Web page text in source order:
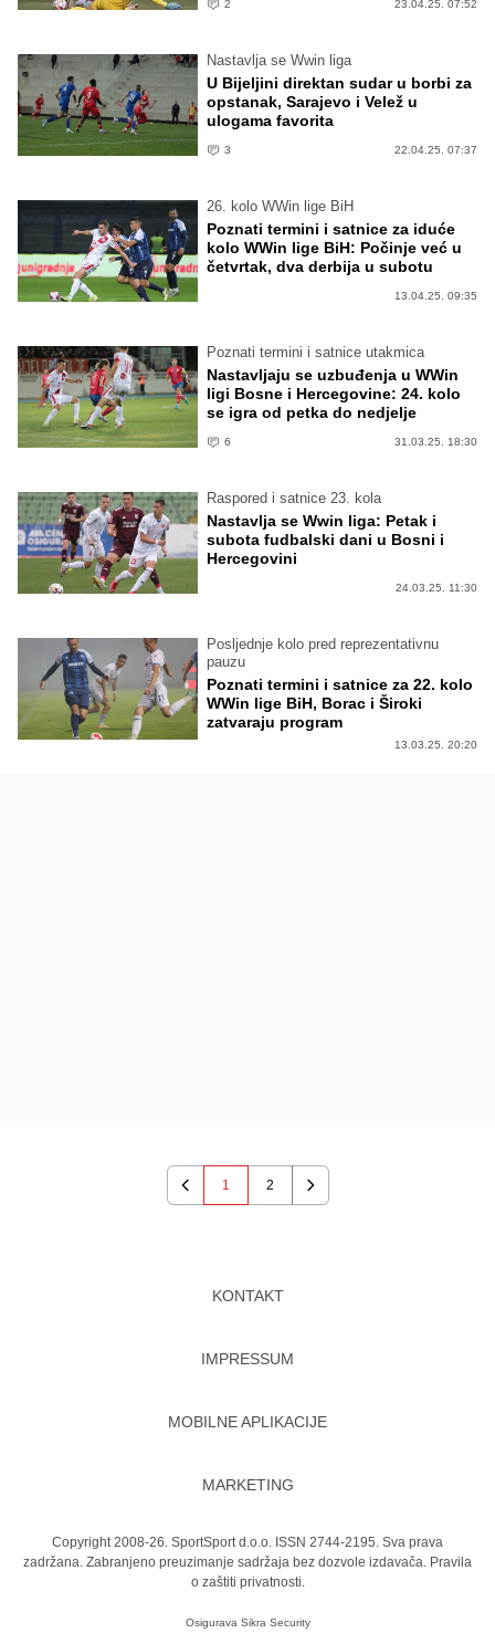
2 23.04.25. 07:52
Nastavlja se Wwin liga
U Bijeljini direktan sudar u borbi za
opstanak, Sarajevo i Velež u
ulogama favorita
3 22.04.25. 07:37
26. kolo WWin lige BiH
Poznati termini i satnice za iduće
kolo WWin lige BiH: Počinje već u
četvrtak, dva derbija u subotu
13.04.25. 09:35
Poznati termini i satnice utakmica
Nastavljaju se uzbuđenja u WWin
ligi Bosne i Hercegovine: 24. kolo
se igra od petka do nedjelje
6 31.03.25. 18:30
Raspored i satnice 23. kola
Nastavlja se Wwin liga: Petak i
subota fudbalski dani u Bosni i
Hercegovini
24.03.25. 11:30
Posljednje kolo pred reprezentativnu
pauzu
Poznati termini i satnice za 22. kolo
WWin lige BiH, Borac i Široki
zatvaraju program
13.03.25. 20:20
Previous
1 2
Next
KONTAKT
IMPRESSUM
MOBILNE APLIKACIJE
MARKETING
Copyright 2008-26. SportSport d.o.o. ISSN 2744-2195. Sva prava
zadržana. Zabranjeno preuzimanje sadržaja bez dozvole izdavača. Pravila
o zaštiti privatnosti.
Osigurava Sikra Security